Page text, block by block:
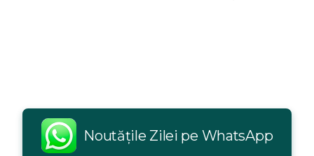
Noutățile Zilei pe WhatsApp